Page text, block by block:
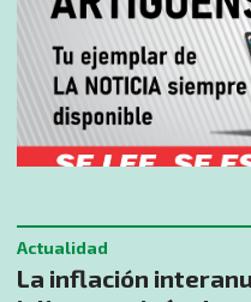
La inflación
Actualidad